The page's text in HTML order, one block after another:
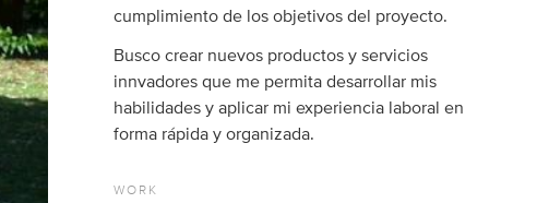
cumplimiento de los objetivos del proyecto.
Busco crear nuevos productos y servicios
innvadores que me permita desarrollar mis
habilidades y aplicar mi experiencia laboral en
forma rápida y organizada.
WORK